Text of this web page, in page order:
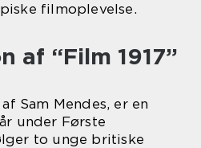
filmoplevelse.
af “Film 1917”
Sam Mendes, er en
under Første
to unge britiske